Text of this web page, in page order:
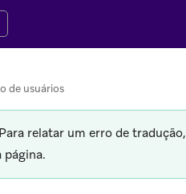
de usuários
relatar um erro de tradução,
página.